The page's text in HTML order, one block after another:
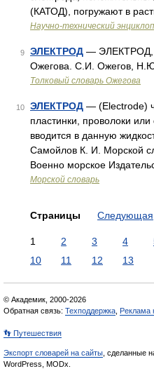
(КАТОД), погружают в
Научно-технический
9 ЭЛЕКТРОД — ЭЛЕКТРОД,
Ожегова. С.И. Ожегов,
Толковый словарь Ожегова
10 ЭЛЕКТРОД — (Electrode)
пластинки, проволоки или
вводится в данную
Самойлов К. И. Морской
Военно морское
Морской словарь
Страницы Следующая
1 2 3 4
10
11 12 13
© Академик, 2000-2026
Обратная связь: Техподдержка Реклама
👣 Путешествия
Экспорт словарей на сайты , сделанные
WordPress, MODx.